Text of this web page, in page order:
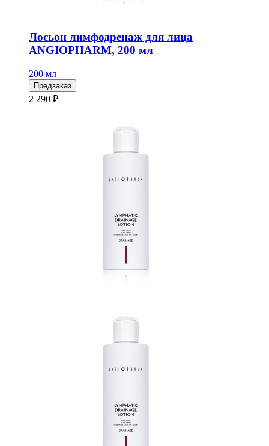
Лосьон лимфодренаж для лица
ANGIOPHARM, 200 мл
200 мл
Предзаказ
2 290 ₽